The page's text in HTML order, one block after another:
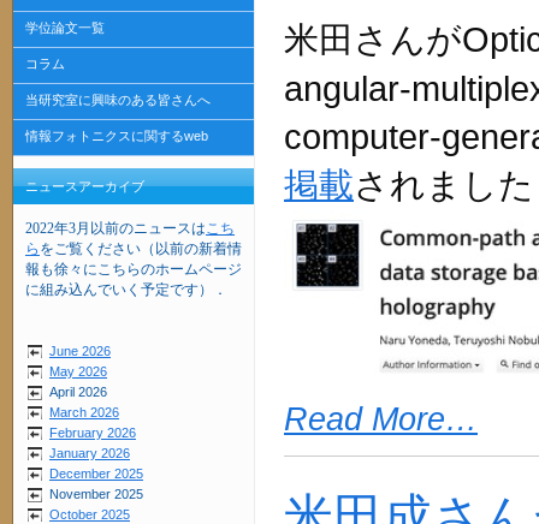
学位論文一覧
コラム
当研究室に興味のある皆さんへ
情報フォトニクスに関するweb
ニュースアーカイブ
2022年3月以前のニュースはこち
ら をご覧ください（以前の新着情
報も徐々にこちらのホームページ
に組み込んでいく予定です）．
June 2026
May 2026
April 2026
March 2026
February 2026
January 2026
December 2025
November 2025
October 2025
米田さんが
angular-
computer-
掲載されまし
Read More…